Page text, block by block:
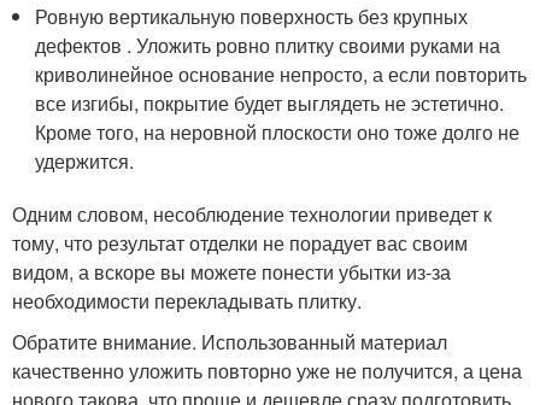
Ровную вертикальную поверхность без крупных
дефектов . Уложить ровно плитку своими руками на
криволинейное основание непросто, а если повторить
все изгибы, покрытие будет выглядеть не эстетично.
Кроме того, на неровной плоскости оно тоже долго не
удержится.
Одним словом, несоблюдение технологии приведет к
тому, что результат отделки не порадует вас своим
видом, а вскоре вы можете понести убытки из-за
необходимости перекладывать плитку.
Обратите внимание. Использованный материал
качественно уложить повторно уже не получится, а цена